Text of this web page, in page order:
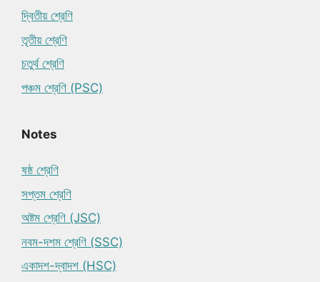
দ্বিতীয় শ্রেণি
তৃতীয় শ্রেণি
চতুর্থ শ্রেণি
পঞ্চম শ্রেণি (PSC)
Notes
ষষ্ঠ শ্রেণি
সপ্তম শ্রেণি
অষ্টম শ্রেণি (JSC)
নবম-দশম শ্রেণি (SSC)
একাদশ-দ্বাদশ (HSC)